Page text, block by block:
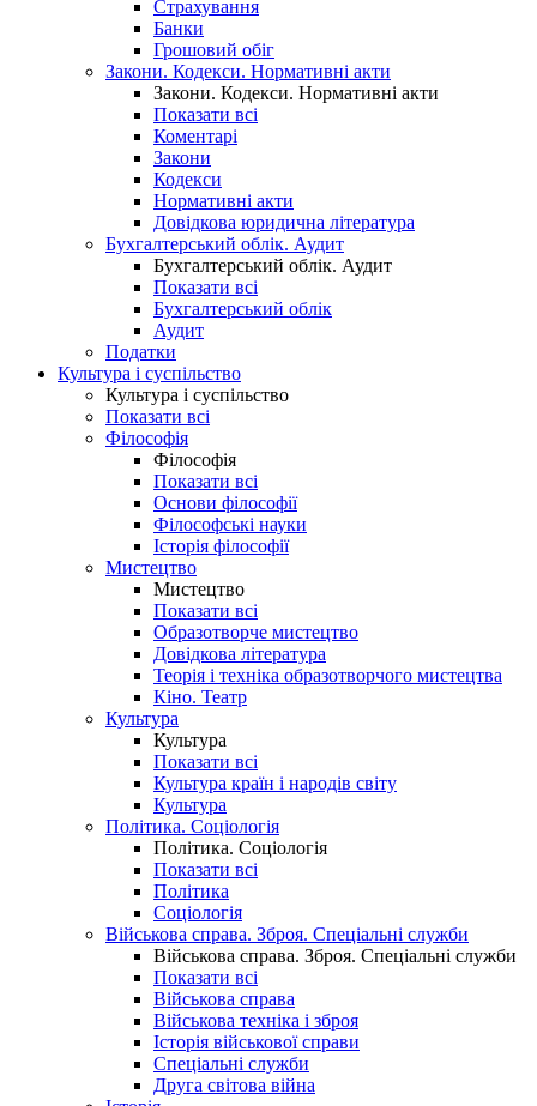
Страхування
Банки
Грошовий обіг
Закони. Кодекси. Нормативні акти
Закони. Кодекси. Нормативні акти
Показати всі
Коментарі
Закони
Кодекси
Нормативні акти
Довідкова юридична література
Бухгалтерський облік. Аудит
Бухгалтерський облік. Аудит
Показати всі
Бухгалтерський облік
Аудит
Податки
Культура і суспільство
Культура і суспільство
Показати всі
Філософія
Філософія
Показати всі
Основи філософії
Філософські науки
Історія філософії
Мистецтво
Мистецтво
Показати всі
Образотворче мистецтво
Довідкова література
Теорія і техніка образотворчого мистецтва
Кіно. Театр
Культура
Культура
Показати всі
Культура країн і народів світу
Культура
Політика. Соціологія
Політика. Соціологія
Показати всі
Політика
Соціологія
Військова справа. Зброя. Спеціальні служби
Військова справа. Зброя. Спеціальні служби
Показати всі
Військова справа
Військова техніка і зброя
Історія військової справи
Спеціальні служби
Друга світова війна